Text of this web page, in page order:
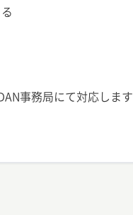
事務局にて対応します